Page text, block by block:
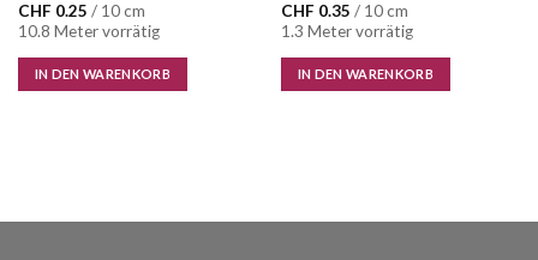
CHF 0.25 / 10 cm
10.8 Meter vorrätig
IN DEN WARENKORB
CHF 0.35 / 10 cm
1.3 Meter vorrätig
IN DEN WARENKORB